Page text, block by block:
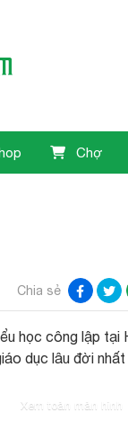
Chợ
Chia sẻ
học công lập tại
dục lâu đời
Xem toàn màn hình